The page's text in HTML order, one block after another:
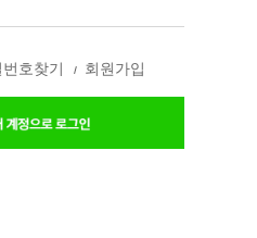
번호찾기 회원가입